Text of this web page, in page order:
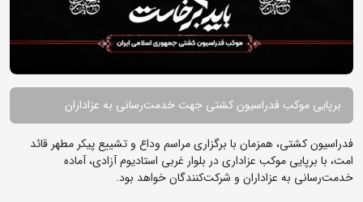
برپایی موکب فدراسیون کشتی جهت خدمت‌رسانی به عزاداران
فدراسیون کشتی، همزمان با برگزاری مراسم وداع و تشییع پیکر مطهر قائد
امت، با برپایی موکب عزاداری در بلوار غربی استادیوم آزادی، آماده
خدمت‌رسانی به عزاداران و شرکت‌کنندگان خواهد بود.